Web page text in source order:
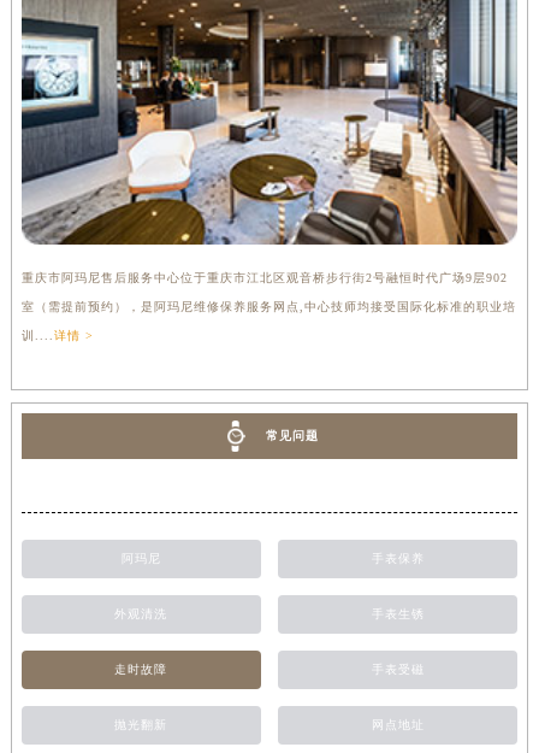
重庆市阿玛尼售后服务中心位于重庆市江北区观音桥步行街2号融恒时代广场9层902
室（需提前预约），是阿玛尼维修保养服务网点,中心技师均接受国际化标准的职业培
训.... 详情 >
常见问题
阿玛尼 手表保养
外观清洗 手表生锈
走时故障 手表受磁
抛光翻新 网点地址